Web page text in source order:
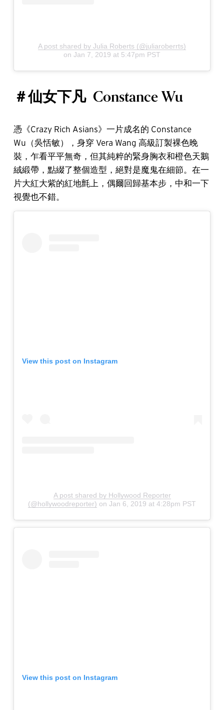
A post shared by Julia Roberts (@juliaroberrts)
on Jan 7, 2019 at 5:47pm PST
＃仙女下凡 Constance Wu
憑《Crazy Rich Asians》一片成名的 Constance
Wu（吳恬敏），身穿 Vera Wang 高級訂製裸色晚
裝，乍看平平無奇，但其純粹的緊身胸衣和橙色天鵝
絨緞帶，點綴了整個造型，絕對是魔鬼在細節。在一
片大紅大紫的紅地氈上，偶爾回歸基本步，中和一下
視覺也不錯。
View this post on Instagram
A post shared by Hollywood Reporter
(@hollywoodreporter) on Jan 6, 2019 at 4:28pm PST
View this post on Instagram